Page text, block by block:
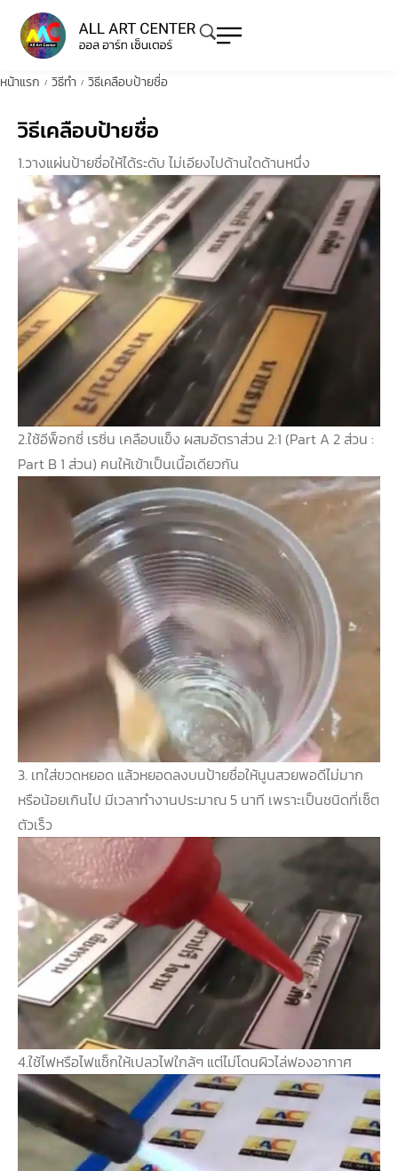
หน้าแรก / วิธีทำ / วิธีเคลือบป้ายชื่อ
วิธีเคลือบป้ายชื่อ
1.วางแผ่นป้ายชื่อให้ได้ระดับ ไม่เอียงไปด้านใดด้านหนึ่ง
2.ใช้อีพ็อกซี่ เรซิ่น เคลือบแข็ง ผสมอัตราส่วน 2:1 (Part A 2 ส่วน :
Part B 1 ส่วน) คนให้เข้าเป็นเนื้อเดียวกัน
3. เทใส่ขวดหยอด แล้วหยอดลงบนป้ายชื่อให้นูนสวยพอดีไม่มาก
หรือน้อยเกินไป มีเวลาทำงานประมาณ 5 นาที เพราะเป็นชนิดที่เซ็ต
ตัวเร็ว
4.ใช้ไฟหรือไฟแช็กให้เปลวไฟใกล้ๆ แต่ไม่โดนผิวไล่ฟองอากาศ